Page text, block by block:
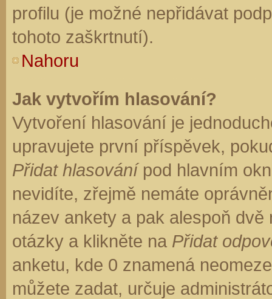
profilu (je možné nepřidávat
tohoto zaškrtnutí).
Nahoru
Jak vytvořím hlasování?
Vytvoření hlasování je
upravujete první příspěvek,
Přidat hlasovánípod hlavním
nevidíte, zřejmě nemáte
název ankety a pak alespoň
otázky a klikněte na Přidat
anketu, kde 0 znamená
můžete zadat, určuje